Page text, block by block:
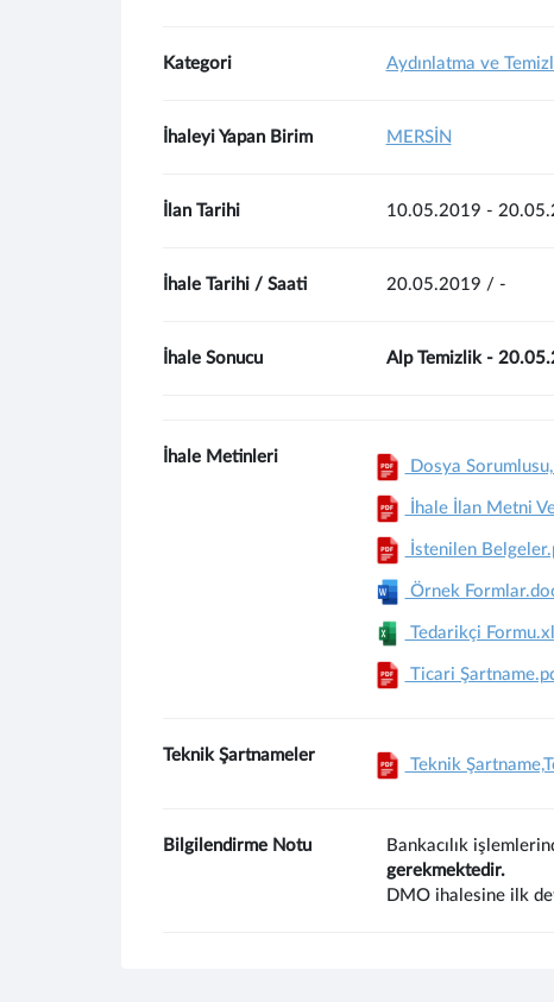
Kategori Aydınlatma ve
İhaleyi Yapan Birim MERSİN
İlan Tarihi 10.05.2019 -
İhale Tarihi / Saati 20.05.2019 / -
İhale Sonucu Alp Temizlik -
İhale Metinleri
Dosya
İhale İlan Metni
İstenilen
Örnek
Tedarikçi
Ticari
Teknik Şartnameler
Teknik
Bilgilendirme Notu
Bankacılık
gerekmektedir.
DMO ihalesine ilk